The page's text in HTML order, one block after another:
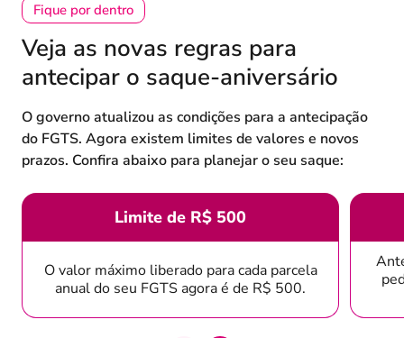
Fique por dentro
Veja as novas regras para
antecipar o saque-aniversário
O governo atualizou as condições para a antecipação
do FGTS. Agora existem limites de valores e novos
prazos. Confira abaixo para planejar o seu saque:
Limite de R$ 500
O valor máximo liberado para cada parcela
anual do seu FGTS agora é de R$ 500.